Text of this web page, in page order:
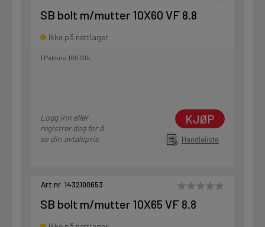
SB bolt m/mutter 10X60 VF 8.8
Ikke på nettlager
1 Pakke a 100 Stk
Logg inn eller
registrer deg for å
se din avtalepris
KJØP
Handleliste
Art.nr. 1432100653
SB bolt m/mutter 10X65 VF 8.8